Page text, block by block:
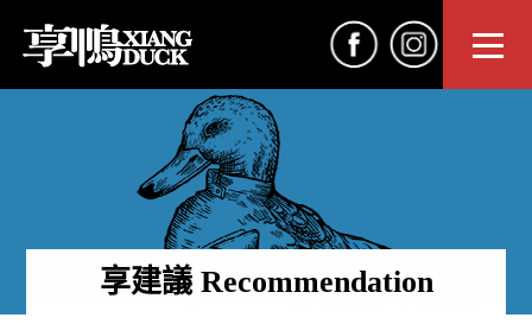
享建議 Recommendation